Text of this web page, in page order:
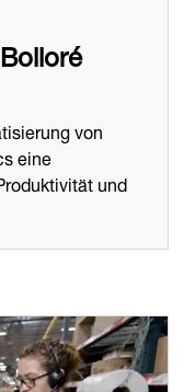
von
eine
und